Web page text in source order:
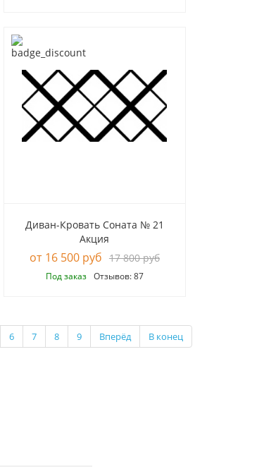
Диван-Кровать Соната № 21
Акция
16 500 руб 17 800 руб
Под заказ Отзывов: 87
6 7 8 9 Вперёд В конец